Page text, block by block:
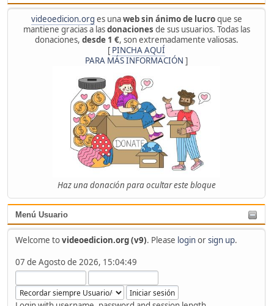
videoedicion.org es unaweb sin ánimo de lucroque se
mantiene gracias a lasdonaciones de sus usuarios. Todas las
donaciones, desde 1 €, son extremadamente valiosas.
[ PINCHA AQUÍ
PARA MÁS INFORMACIÓN ]
Haz una donación para ocultar este bloque
Menú Usuario
Welcome tovideoedicion.org (v9). Please loginorsign up.
07 de Agosto de 2026, 15:04:49